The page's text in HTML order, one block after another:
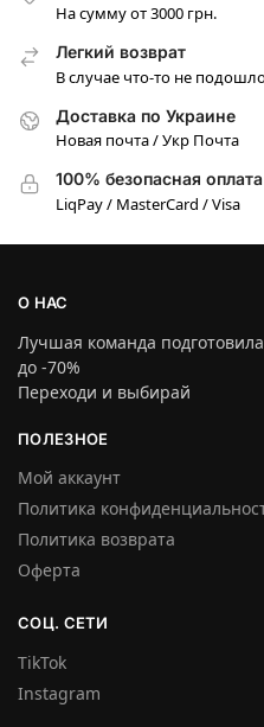
На сумму от 3000 грн.
Легкий возврат
В случае что-то не
Доставка по Украине
Новая почта / Укр Почта
100% безопасная оплата
LiqPay / MasterCard / Visa
О НАС
Лучшая команда
до -70%
Переходи и выбирай
ПОЛЕЗНОЕ
Мой аккаунт
Политика
Политика возврата
Оферта
СОЦ. СЕТИ
TikTok
Instagram